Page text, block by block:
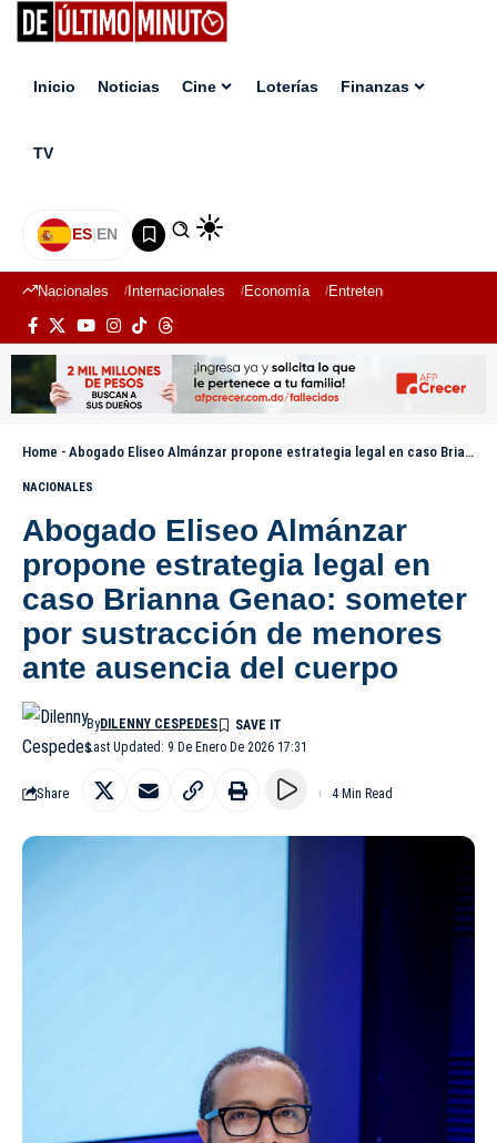
Inicio Noticias Cine Loterías Finanzas
TV
ES|EN
Nacionales Internacionales Economía Entretenimiento
Home - Abogado Eliseo Almánzar propone estrategia legal en caso Brianna Genao: someter por sustracción de menores ante ausencia del cuerpo
NACIONALES
Abogado Eliseo Almánzar
propone estrategia legal en
caso Brianna Genao: someter
por sustracción de menores
ante ausencia del cuerpo
Last Updated: 9 De Enero De 2026 17:31
ByDILENNY CESPEDES
Share 4 Min Read